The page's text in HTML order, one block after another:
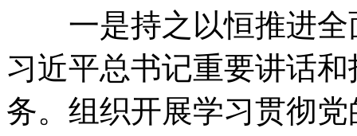
一是持之以恒推进全
习近平总书记重要讲话
务。组织开展学习贯彻